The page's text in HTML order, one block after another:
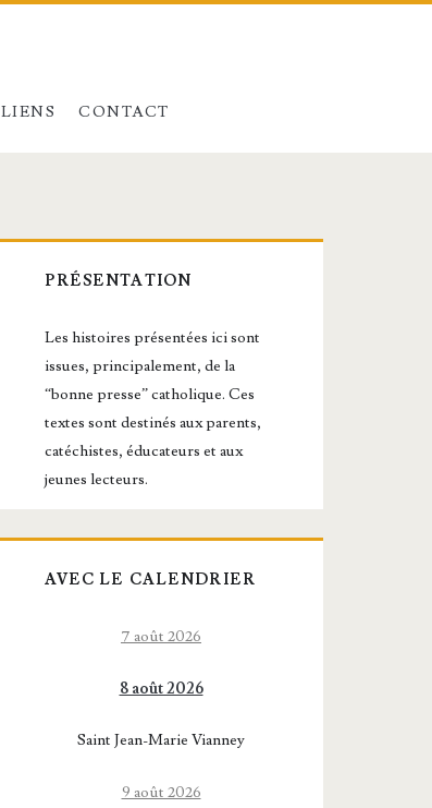
LIENS CONTACT
Barre
latérale
principale
PRÉSENTATION
Les histoires présentées ici sont
issues, principalement, de la
“bonne presse” catholique. Ces
textes sont destinés aux parents,
catéchistes, éducateurs et aux
jeunes lecteurs.
AVEC LE CALENDRIER
7 août 2026
8 août 2026
Saint Jean-Marie Vianney
9 août 2026